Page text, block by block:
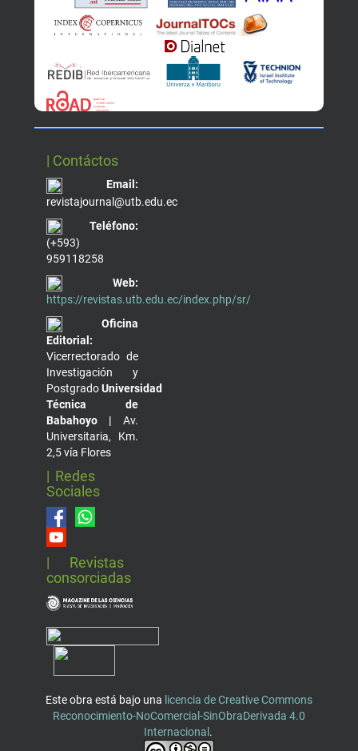
| Contáctos
Email:
revistajournal@utb.edu.ec
Teléfono:
(+593)
959118258
Web:
https://revistas.utb.edu.ec/index.php/sr/
Oficina
Editorial:
Vicerrectorado de
Investigación y
PostgradoUniversidad
Técnica de
Babahoyo | Av.
Universitaria, Km.
2,5 vía Flores
| Redes
Sociales
| Revistas
consorciadas
Este obra está bajo una licencia de Creative Commons
Reconocimiento-NoComercial-SinObraDerivada 4.0
Internacional .